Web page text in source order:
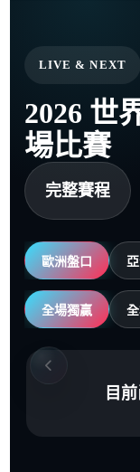
LIVE & NEXT
2026 世
場比賽
完整賽程
歐洲盤口
全場獨贏
目